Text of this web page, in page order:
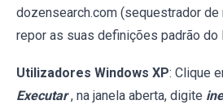
dozensearch.com (sequestrador de
repor as suas definições padrão do
Utilizadores Windows XP: Clique
Executar , na janela aberta, digite